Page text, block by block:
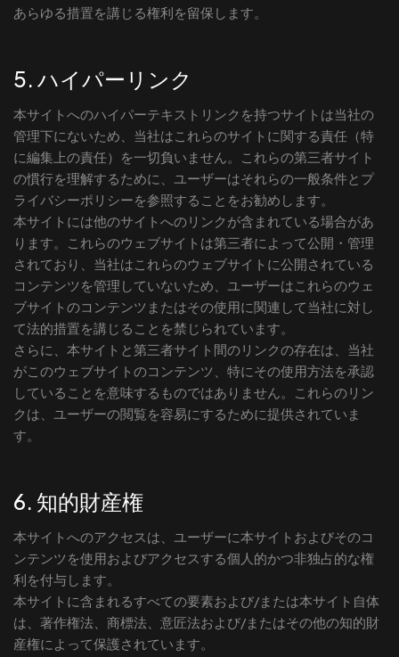
あらゆる措置を講じる権利を留保します。
5. ハイパーリンク
本サイトへのハイパーテキストリンクを持つサイトは当社の
管理下にないため、当社はこれらのサイトに関する責任（特
に編集上の責任）を一切負いません。これらの第三者サイト
の慣行を理解するために、ユーザーはそれらの一般条件とプ
ライバシーポリシーを参照することをお勧めします。
本サイトには他のサイトへのリンクが含まれている場合があ
ります。これらのウェブサイトは第三者によって公開・管理
されており、当社はこれらのウェブサイトに公開されている
コンテンツを管理していないため、ユーザーはこれらのウェ
ブサイトのコンテンツまたはその使用に関連して当社に対し
て法的措置を講じることを禁じられています。
さらに、本サイトと第三者サイト間のリンクの存在は、当社
がこのウェブサイトのコンテンツ、特にその使用方法を承認
していることを意味するものではありません。これらのリン
クは、ユーザーの閲覧を容易にするために提供されていま
す。
6. 知的財産権
本サイトへのアクセスは、ユーザーに本サイトおよびそのコ
ンテンツを使用およびアクセスする個人的かつ非独占的な権
利を付与します。
本サイトに含まれるすべての要素および/または本サイト自体
は、著作権法、商標法、意匠法および/またはその他の知的財
産権によって保護されています。